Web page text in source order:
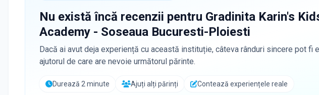
Nu există încă recenzii pentru Gradinita Karin's
Academy - Soseaua Bucuresti-Ploiesti
Dacă ai avut deja experiență cu această instituție, câteva rânduri sincere pot fi
ajutorul de care are nevoie următorul părinte.
Durează 2 minute Ajuți alți părinți Contează experiențele reale